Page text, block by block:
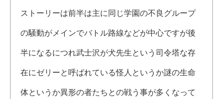
ストーリーは前半は主に同じ学園の不良グループ
の騒動がメインでバトル路線などが中心ですが後
半になるにつれ武士沢が犬先生という司令塔な存
在にゼリーと呼ばれている怪人というか謎の生命
体というか異形の者たちとの戦う事が多くなって